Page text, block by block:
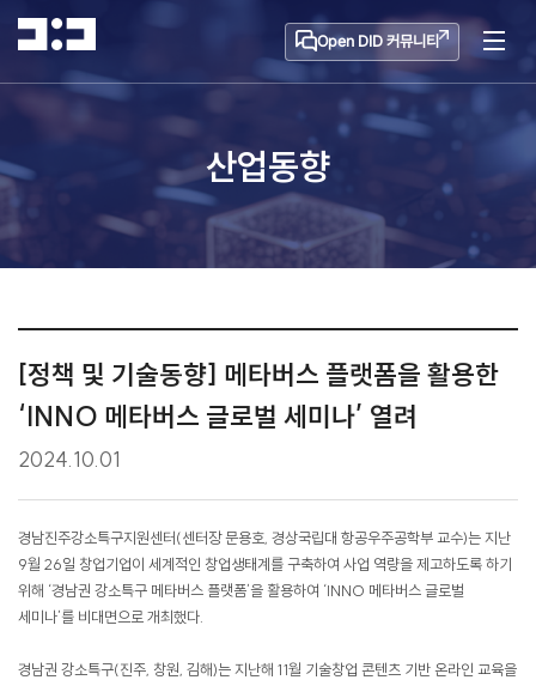
Open DID 커뮤니티
산업동향
[정책 및 기술동향] 메타버스 플랫폼을 활용한
‘INNO 메타버스 글로벌 세미나’ 열려
2024.10.01
경남진주강소특구지원센터(센터장 문용호, 경상국립대 항공우주공학부 교수)는 지난
9월 26일 창업기업이 세계적인 창업생태계를 구축하여 사업 역량을 제고하도록 하기
위해 ‘경남권 강소특구 메타버스 플랫폼’을 활용하여 ‘INNO 메타버스 글로벌
세미나’를 비대면으로 개최했다.
경남권 강소특구(진주, 창원, 김해)는 지난해 11월 기술창업 콘텐츠 기반 온라인 교육을